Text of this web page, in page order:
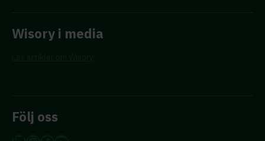
Wisory i media
Följ oss